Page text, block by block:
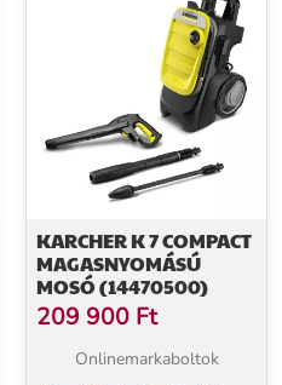
KARCHER K 7 COMPACT
MAGASNYOMÁSÚ
MOSÓ (14470500)
209 900 Ft
Onlinemarkaboltok